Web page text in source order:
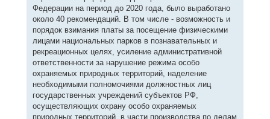
Федерации на период до 2020 года, было выработано
около 40 рекомендаций. В том числе - возможность и
порядок взимания платы за посещение физическими
лицами национальных парков в познавательных и
рекреационных целях, усиление административной
ответственности за нарушение режима особо
охраняемых природных территорий, наделение
необходимыми полномочиями должностных лиц
государственных учреждений субъектов РФ,
осуществляющих охрану особо охраняемых
природных территорий, в части производства по делам